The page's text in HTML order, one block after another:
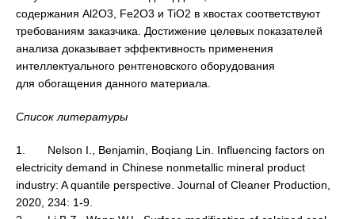
содержания Al2O3, Fe2O3 и TiO2 в хвостах соответствуют
требованиям заказчика. Достижение целевых показателей
анализа доказывает эффективность применения
интеллектуального рентгеновского оборудования
для обогащения данного материала.
Списоклитературы
1. Nelson I., Benjamin, Boqiang Lin. Influencing factors on
electricity demand in Chinese nonmetallic mineral product
industry: A quantile perspective. Journal of Cleaner Production,
2020, 234: 1-9.